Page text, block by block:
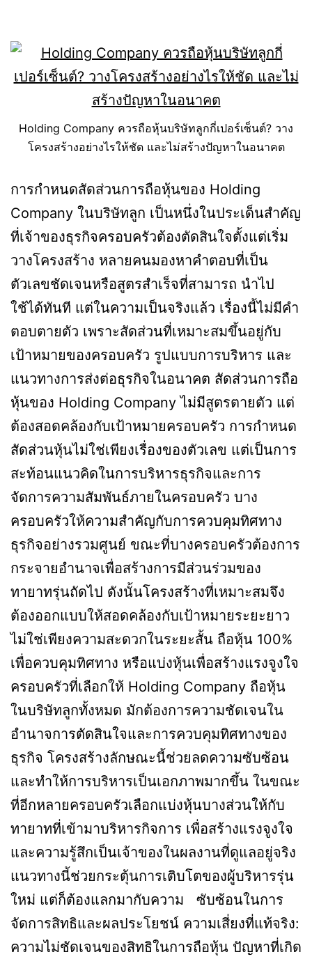
Holding Company ควรถือหุ้นบริษัทลูกกี่เปอร์เซ็นต์? วาง
โครงสร้างอย่างไรให้ชัด และไม่สร้างปัญหาในอนาคต
การกำหนดสัดส่วนการถือหุ้นของ Holding
Company ในบริษัทลูก เป็นหนึ่งในประเด็นสำคัญ
ที่เจ้าของธุรกิจครอบครัวต้องตัดสินใจตั้งแต่เริ่ม
วางโครงสร้าง หลายคนมองหาคำตอบที่เป็น
ตัวเลขชัดเจนหรือสูตรสำเร็จที่สามารถ นำไป
ใช้ได้ทันที แต่ในความเป็นจริงแล้ว เรื่องนี้ไม่มีคำ
ตอบตายตัว เพราะสัดส่วนที่เหมาะสมขึ้นอยู่กับ
เป้าหมายของครอบครัว รูปแบบการบริหาร และ
แนวทางการส่งต่อธุรกิจในอนาคต สัดส่วนการถือ
หุ้นของ Holding Company ไม่มีสูตรตายตัว แต่
ต้องสอดคล้องกับเป้าหมายครอบครัว การกำหนด
สัดส่วนหุ้นไม่ใช่เพียงเรื่องของตัวเลข แต่เป็นการ
สะท้อนแนวคิดในการบริหารธุรกิจและการ
จัดการความสัมพันธ์ภายในครอบครัว บาง
ครอบครัวให้ความสำคัญกับการควบคุมทิศทาง
ธุรกิจอย่างรวมศูนย์ ขณะที่บางครอบครัวต้องการ
กระจายอำนาจเพื่อสร้างการมีส่วนร่วมของ
ทายาทรุ่นถัดไป ดังนั้นโครงสร้างที่เหมาะสมจึง
ต้องออกแบบให้สอดคล้องกับเป้าหมายระยะยาว
ไม่ใช่เพียงความสะดวกในระยะสั้น ถือหุ้น 100%
เพื่อควบคุมทิศทาง หรือแบ่งหุ้นเพื่อสร้างแรงจูงใจ
ครอบครัวที่เลือกให้ Holding Company ถือหุ้น
ในบริษัทลูกทั้งหมด มักต้องการความชัดเจนใน
อำนาจการตัดสินใจและการควบคุมทิศทางของ
ธุรกิจ โครงสร้างลักษณะนี้ช่วยลดความซับซ้อน
และทำให้การบริหารเป็นเอกภาพมากขึ้น ในขณะ
ที่อีกหลายครอบครัวเลือกแบ่งหุ้นบางส่วนให้กับ
ทายาทที่เข้ามาบริหารกิจการ เพื่อสร้างแรงจูงใจ
และความรู้สึกเป็นเจ้าของในผลงานที่ดูแลอยู่จริง
แนวทางนี้ช่วยกระตุ้นการเติบโตของผู้บริหารรุ่น
ใหม่ แต่ก็ต้องแลกมากับความ ซับซ้อนในการ
จัดการสิทธิและผลประโยชน์ ความเสี่ยงที่แท้จริง:
ความไม่ชัดเจนของสิทธิในการถือหุ้น ปัญหาที่เกิด